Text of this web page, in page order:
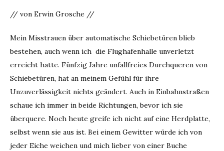
// von Erwin Grosche //
Mein Misstrauen über automatische Schiebetüren blieb
bestehen, auch wenn ich die Flughafenhalle unverletzt
erreicht hatte. Fünfzig Jahre unfallfreies Durchqueren von
Schiebetüren, hat an meinem Gefühl für ihre
Unzuverlässigkeit nichts geändert. Auch in Einbahnstraßen
schaue ich immer in beide Richtungen, bevor ich sie
überquere. Noch heute greife ich nicht auf eine Herdplatte,
selbst wenn sie aus ist. Bei einem Gewitter würde ich von
jeder Eiche weichen und mich lieber von einer Buche